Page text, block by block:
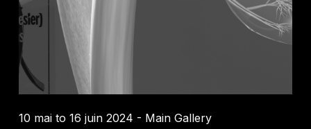
10 mai to 16 juin 2024 - Main Gallery